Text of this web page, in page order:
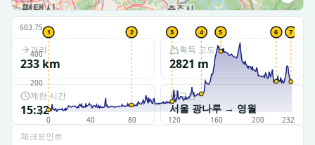
0 40 80 120 160 200 232
0
200
400
603.75 1 2 3 4 5 6 7
거리
233 km
획득 고도
2821 m
제한 시간
15:32
구간
서울 광나루 → 영월
체크포인트